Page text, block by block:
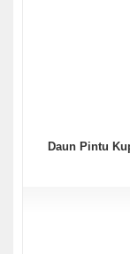
Daun Pintu